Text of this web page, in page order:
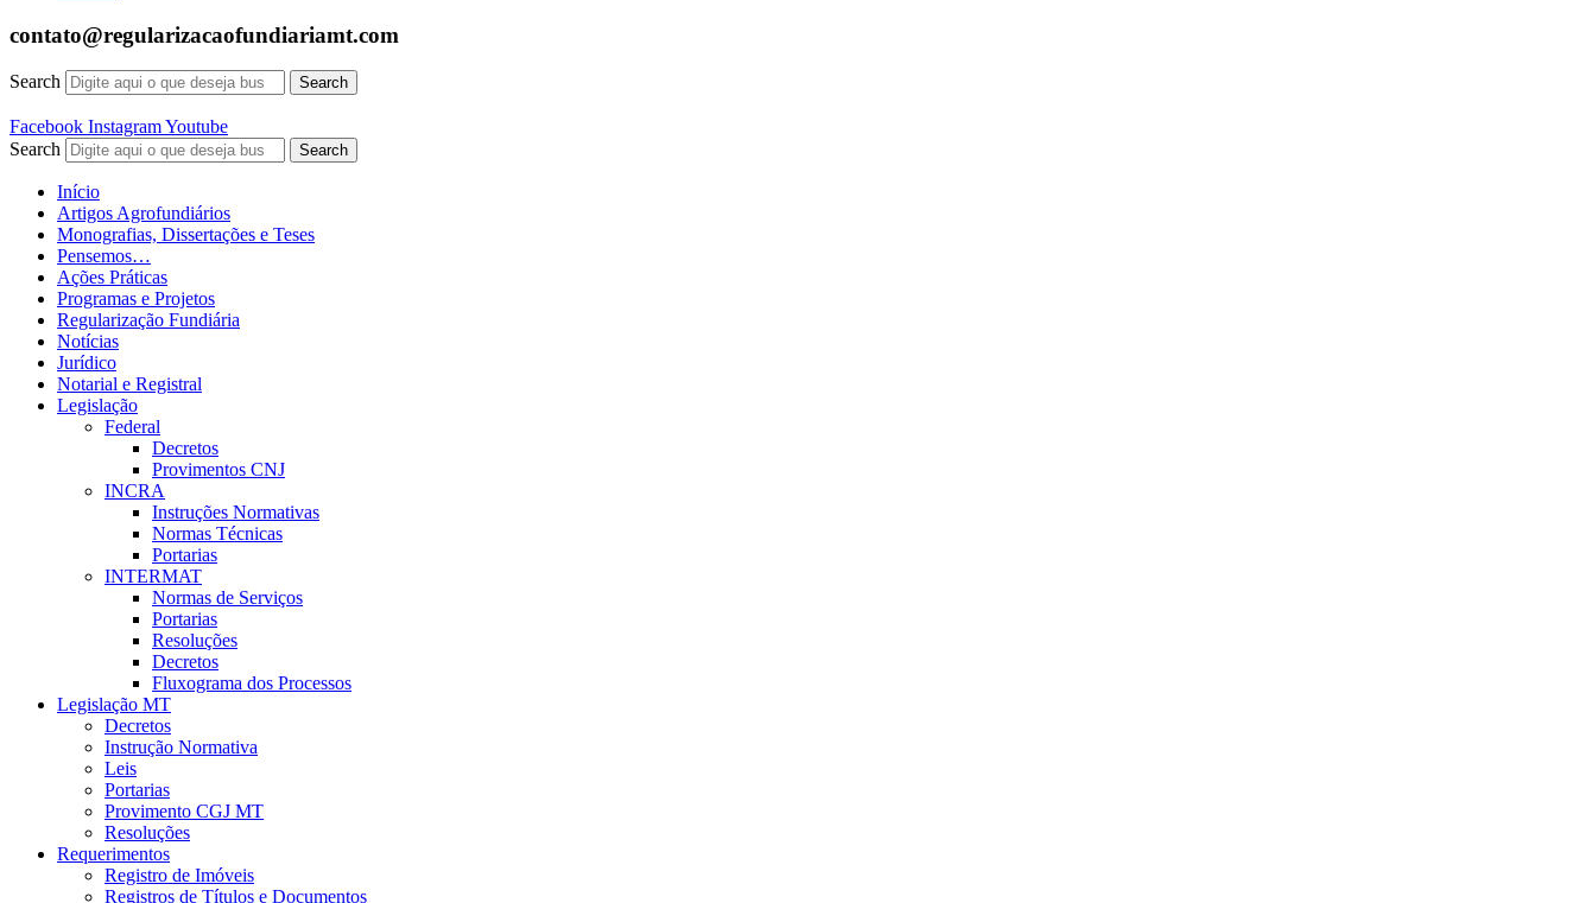
contato@regularizacaofundiariamt.com
Search Search
Facebook InstagramYoutube
Search
Search
Início
Artigos Agrofundiários
Monografias, Dissertações e Teses
Pensemos…
Ações Práticas
Programas e Projetos
Regularização Fundiária
Notícias
Jurídico
Notarial e Registral
Legislação
Federal
Decretos
Provimentos CNJ
INCRA
Instruções Normativas
Normas Técnicas
Portarias
INTERMAT
Normas de Serviços
Portarias
Resoluções
Decretos
Fluxograma dos Processos
Legislação MT
Decretos
Instrução Normativa
Leis
Portarias
Provimento CGJ MT
Resoluções
Requerimentos
Registro de Imóveis
Registros de Títulos e Documentos